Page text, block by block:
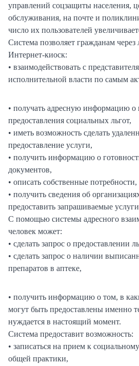
управлений соцзащиты населения,
обслуживания, на почте и
число их пользователей
Система позволяет гражданам
Интернет-киоск:
• взаимодействовать с
исполнительной власти по самым
• получать адресную информацию о
предоставления социальных льгот,
• иметь возможность сделать
предоставление услуги,
• получить информацию о
документов,
• описать собственные потребности,
• получить сведения об
предоставить запрашиваемые
С помощью системы адресного
человек может:
• сделать запрос о предоставлении
• сделать запрос о наличии
препаратов в аптеке,
• получить информацию о том, в
могут быть предоставлены именно
нуждается в настоящий момент.
Система предоставит возможность:
• записаться на прием к
общей практики,